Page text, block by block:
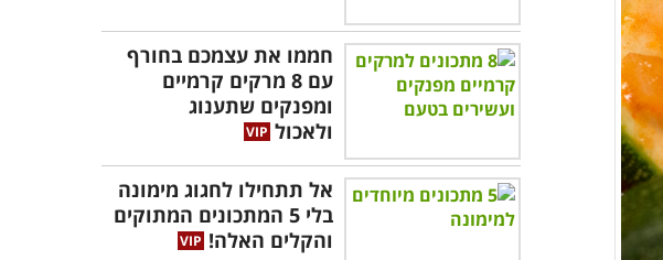
חממו את עצמכם בחורף
עם 8 מרקים קרמיים
ומפנקים שתענוג
ולאכול
אל תתחילו לחגוג מימונה
בלי 5 המתכונים המתוקים
והקלים האלה!